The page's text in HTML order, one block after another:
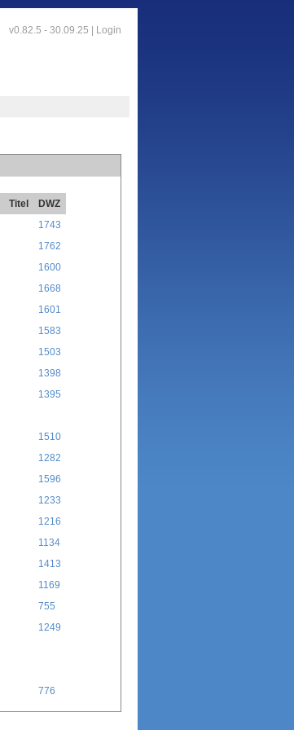
v0.82.5 - 30.09.25 | Login
Titel
DWZ
1743
1762
1600
1668
1601
1583
1503
1398
1395
1510
1282
1596
1233
1216
1134
1413
1169
755
1249
776